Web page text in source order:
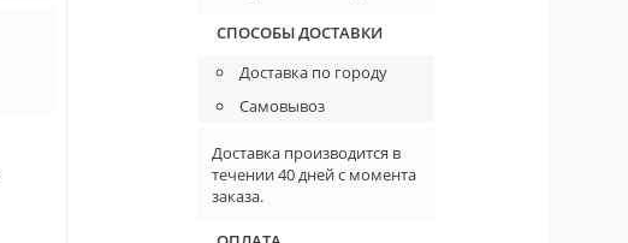
СПОСОБЫ ДОСТАВКИ
Доставка по городу
Самовывоз
Доставка производится в
течении 40 дней с момента
заказа.